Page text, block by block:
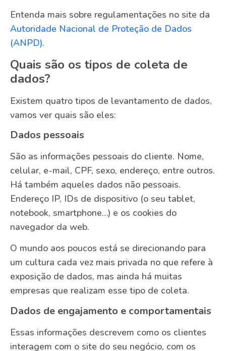
Entenda mais sobre regulamentações no site da
Autoridade Nacional de Proteção de Dados
(ANPD).
Quais são os tipos de coleta de
dados?
Existem quatro tipos de levantamento de dados,
vamos ver quais são eles:
Dados pessoais
São as informações pessoais do cliente. Nome,
celular, e-mail, CPF, sexo, endereço, entre outros.
Há também aqueles dados não pessoais.
Endereço IP, IDs de dispositivo (o seu tablet,
notebook, smartphone…) e os cookies do
navegador da web.
O mundo aos poucos está se direcionando para
um cultura cada vez mais privada no que refere à
exposição de dados, mas ainda há muitas
empresas que realizam esse tipo de coleta.
Dados de engajamento e comportamentais
Essas informações descrevem como os clientes
interagem com o site do seu negócio, com os